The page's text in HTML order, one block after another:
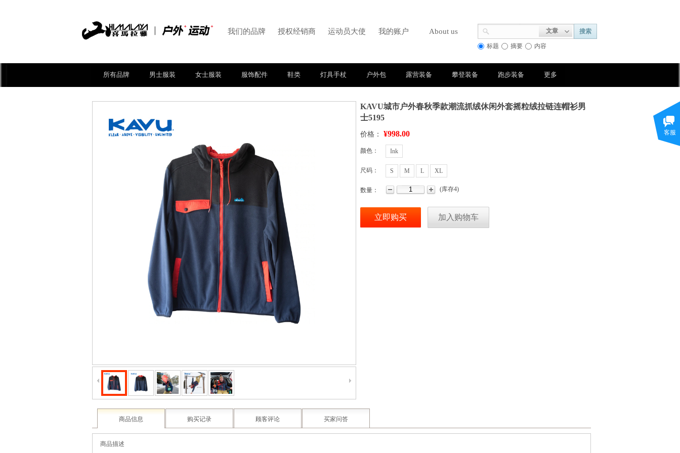
文章 搜索
标题 摘要 内容
我们的品牌 授权经销商 运动员大使 我的账户 About us
KAVU城市户外春秋季款潮流抓绒休闲外套摇粒绒拉链连帽衫男
士5195
价格： ¥998.00
颜色： Ink
尺码： S M L XL
数量： (库存4)
立即购买 加入购物车
商品信息 购买记录 顾客评论 买家问答
商品描述
所有品牌 男士服装 女士服装 服饰配件 鞋类 灯具手杖 户外包 露营装备 攀登装备 跑步装备 更多
客服